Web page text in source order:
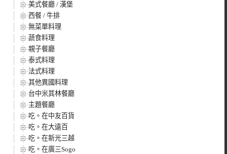
美式餐廳 / 漢堡
西餐 / 牛排
無菜單料理
蔬食料理
親子餐廳
泰式料理
法式料理
其他異國料理
台中米其林餐廳
主題餐廳
吃。在中友百貨
吃。在大遠百
吃。在新光三越
吃。在廣三Sogo